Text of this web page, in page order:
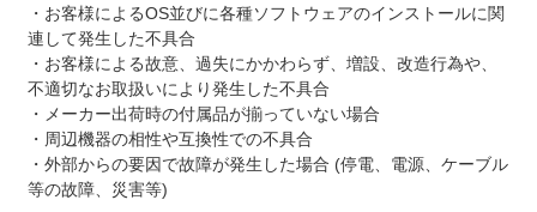
・お客様によるOS並びに各種ソフトウェアのインストールに関
連して発生した不具合
・お客様による故意、過失にかかわらず、増設、改造行為や、
不適切なお取扱いにより発生した不具合
・メーカー出荷時の付属品が揃っていない場合
・周辺機器の相性や互換性での不具合
・外部からの要因で故障が発生した場合 (停電、電源、ケーブル
等の故障、災害等)